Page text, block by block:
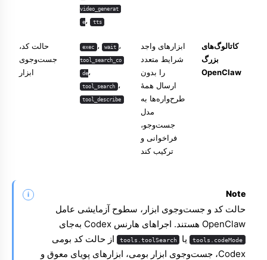
video_generat
e، tts
کاتالوگ‌های
بزرگ
OpenClaw
ابزارهای واجد
شرایط متعدد
را بدون
ارسال همهٔ
طرح‌واره‌ها به
مدل
جست‌وجو،
فراخوانی و
ترکیب کند
exec ، wait ،
tool_search_co
de،
tool_search ،
tool_describe
حالت کد،
جست‌وجوی
ابزار
Note
حالت کد و جست‌وجوی ابزار، سطوح آزمایشی عامل
OpenClaw هستند. اجراهای هارنس Codex به‌جای
tools.codeMode یا tools.toolSearch
از حالت کد بومی
Codex، جست‌وجوی ابزار بومی، ابزارهای پویای معوق و